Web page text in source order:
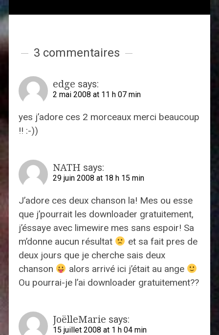
3 commentaires
edge says:
2 mai 2008 at 11 h 07 min
yes j’adore ces 2 morceaux merci beaucoup
!! :-))
NATH says:
29 juin 2008 at 18 h 15 min
J’adore ces deux chanson la! Mes ou esse
que j’pourrait les downloader gratuitement,
j’éssaye avec limewire mes sans espoir! Sa
m’donne aucun résultat
et sa fait pres de
deux jours que je cherche sais deux
chanson
alors arrivé ici j’était au ange
Ou pourrai-je l’ai downloader gratuitement??
JoëlleMarie says:
15 juillet 2008 at 1 h 04 min